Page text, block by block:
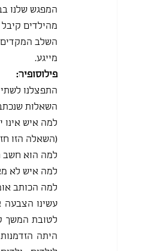
המפגש שלנו
מהילדים
השלב המקדים
מייגע.
פילוסופיה:
התפצלנו
השאלות
למה איש אינו
(השאלה הזו
למה הוא חשב
למה איש לא
למה הכותב